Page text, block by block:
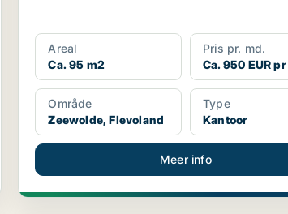
Areal
Ca. 95 m2
Pris pr. md.
Ca. 950 EUR
Område
Zeewolde, Flevoland
Type
Kantoor
Meer info